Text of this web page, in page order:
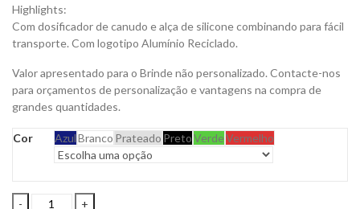
Highlights:
Com dosificador de canudo e alça de silicone combinando para fácil
transporte. Com logotipo Alumínio Reciclado.
Valor apresentado para o Brinde não personalizado. Contacte-nos
para orçamentos de personalização e vantagens na compra de
grandes quantidades.
Cor AzulBranco Prateado PretoVerdeVermelho
Garrafa